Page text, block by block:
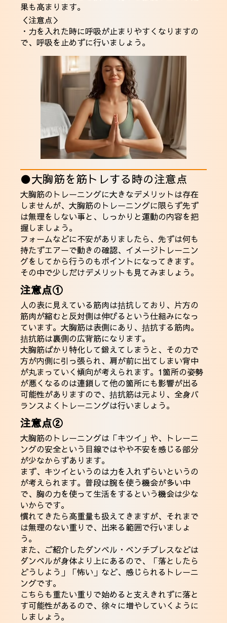
果も高まります。
＜注意点＞
・力を入れた時に呼吸が止まりやすくなりますの
で、呼吸を止めずに行いましょう。
●大胸筋を筋トレする時の注意点
大胸筋のトレーニングに大きなデメリットは存在
しませんが、大胸筋のトレーニングに限らず先ず
は無理をしない事と、しっかりと運動の内容を把
握しましょう。
フォームなどに不安がありましたら、先ずは何も
持たずエアーで動きの確認、イメージトレーニン
グをしてから行うのもポイントになってきます。
その中で少しだけデメリットも見てみましょう。
注意点①
人の表に見えている筋肉は拮抗しており、片方の
筋肉が縮むと反対側は伸びるという仕組みになっ
ています。大胸筋は表側にあり、拮抗する筋肉。
拮抗筋は裏側の広背筋になります。
大胸筋ばかり特化して鍛えてしまうと、その力で
方が内側に引っ張られ、肩が前に出てしまい背中
が丸まっていく傾向が考えられます。1箇所の姿勢
が悪くなるのは連鎖して他の箇所にも影響が出る
可能性がありますので、拮抗筋は元より、全身バ
ランスよくトレーニングは行いましょう。
注意点②
大胸筋のトレーニングは「キツイ」や、トレーニ
ングの安全という目線ではやや不安を感じる部分
が少なからずあります。
まず、キツイというのは力を入れずらいというの
が考えられます。普段は腕を使う機会が多い中
で、胸の力を使って生活をするという機会は少な
いからです。
慣れてきたら高重量も扱えてきますが、それまで
は無理のない重りで、出来る範囲で行いましょ
う。
また、ご紹介したダンベル・ベンチプレスなどは
ダンベルが身体より上にあるので、「落としたら
どうしよう」「怖い」など、感じられるトレーニ
ングです。
こちらも重たい重りで始めると支えきれずに落と
す可能性があるので、徐々に増やしていくように
しましょう。